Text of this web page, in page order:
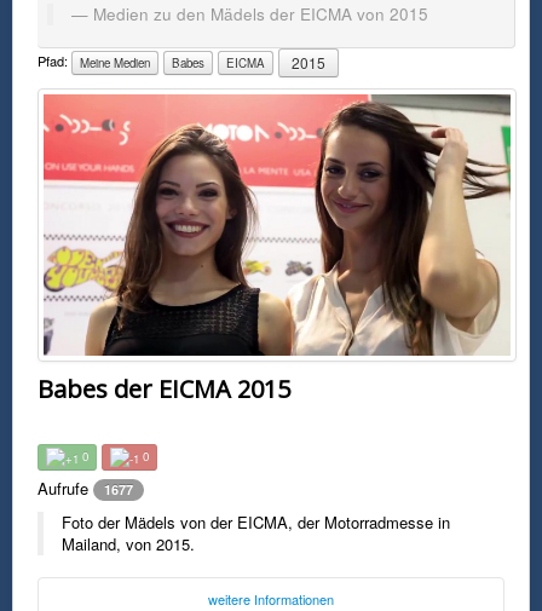
Medien zu den Mädels der EICMA von 2015
Pfad: Meine Medien Babes EICMA 2015
Babes der EICMA 2015
0 0
Aufrufe 1677
Foto der Mädels von der EICMA, der Motorradmesse in
Mailand, von 2015.
weitere Informationen